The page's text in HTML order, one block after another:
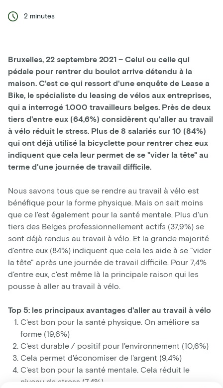
2 minutes
Bruxelles, 22 septembre 2021 – Celui ou celle qui
pédale pour rentrer du boulot arrive détendu à la
maison. C'est ce qui ressort d'une enquête de Lease a
Bike, le spécialiste du leasing de vélos aux entreprises,
qui a interrogé 1.000 travailleurs belges. Près de deux
tiers d'entre eux (64,6%) considèrent qu'aller au travail
à vélo réduit le stress. Plus de 8 salariés sur 10 (84%)
qui ont déjà utilisé la bicyclette pour rentrer chez eux
indiquent que cela leur permet de se "vider la tête" au
terme d'une journée de travail difficile.
Nous savons tous que se rendre au travail à vélo est
bénéfique pour la forme physique. Mais on sait moins
que ce l'est également pour la santé mentale. Plus d'un
tiers des Belges professionnellement actifs (37,9%) se
sont déjà rendus au travail à vélo. Et la grande majorité
d'entre eux (84%) indiquent que cela les aide à se "vider
la tête" après une journée de travail difficile. Pour 7,4%
d'entre eux, c'est même là la principale raison qui les
pousse à aller au travail à vélo.
Top 5: les principaux avantages d'aller au travail à vélo
C'est bon pour la santé physique. On améliore sa
forme (19,6%)
C'est durable / positif pour l'environnement (10,6%)
Cela permet d'économiser de l'argent (9,4%)
C'est bon pour la santé mentale. Cela réduit le
niveau de stress (7,4%)